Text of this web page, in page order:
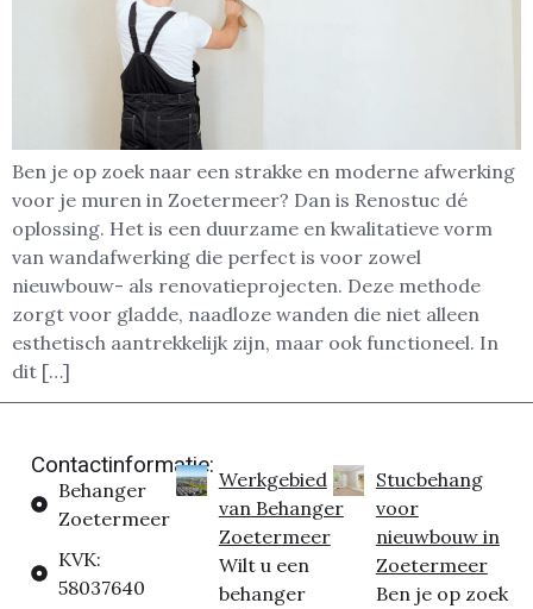
Ben je op zoek naar een strakke en moderne afwerking
voor je muren in Zoetermeer? Dan is Renostuc dé
oplossing. Het is een duurzame en kwalitatieve vorm
van wandafwerking die perfect is voor zowel
nieuwbouw- als renovatieprojecten. Deze methode
zorgt voor gladde, naadloze wanden die niet alleen
esthetisch aantrekkelijk zijn, maar ook functioneel. In
dit […]
Contactinformatie:
Behanger
Zoetermeer
KVK:
58037640
Werkgebied
van Behanger
Zoetermeer
Wilt u een
behanger
Stucbehang
voor
nieuwbouw in
Zoetermeer
Ben je op zoek